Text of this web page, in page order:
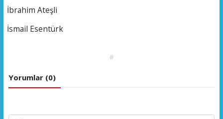
İbrahim Ateşli
İsmail Esentürk
#
Yorumlar (0)